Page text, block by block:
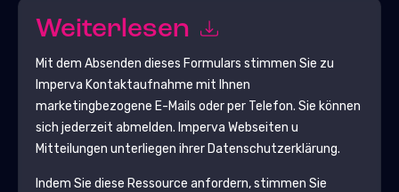
Weiterlesen
Mit dem Absenden dieses Formulars stimmen Sie zu
Imperva Kontaktaufnahme mit Ihnen
marketingbezogene E-Mails oder per Telefon. Sie können
sich jederzeit abmelden. Imperva Webseiten u
Mitteilungen unterliegen ihrer Datenschutzerklärung.
Indem Sie diese Ressource anfordern, stimmen Sie